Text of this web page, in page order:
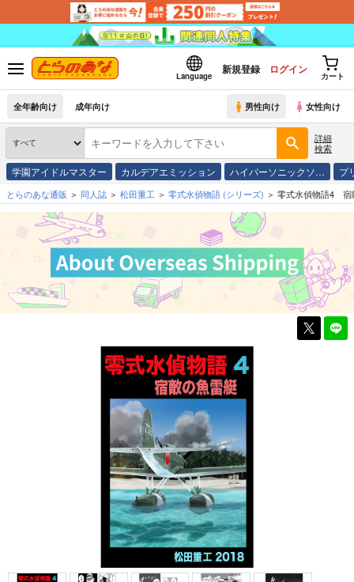
Language
新規登録 ログイン
カート
全年齢向け 成年向け 男性向け 女性向け
詳細
検索
学園アイドルマスター カルデアエミッション ハイパーソニックソ… プ
とらのあな通販 同人誌 松田重工 零式水偵物語 (シリーズ) 零式水偵物語4 宿